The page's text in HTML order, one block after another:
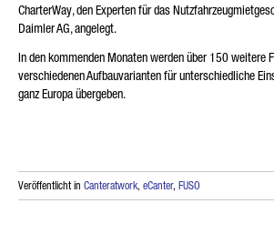
CharterWay, den Experten für das
Daimler AG, angelegt.
In den kommenden Monaten werden über 150 weitere
verschiedenen Aufbauvarianten für unterschiedliche
ganz Europa übergeben.
Veröffentlicht in Canteratwork, eCanter, FUSO